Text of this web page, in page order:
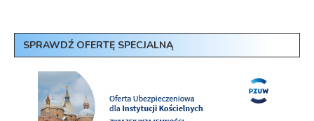
SPRAWDŹ OFERTĘ SPECJALNĄ